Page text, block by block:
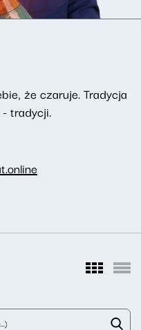
że czaruje. Tradycja
tradycji.